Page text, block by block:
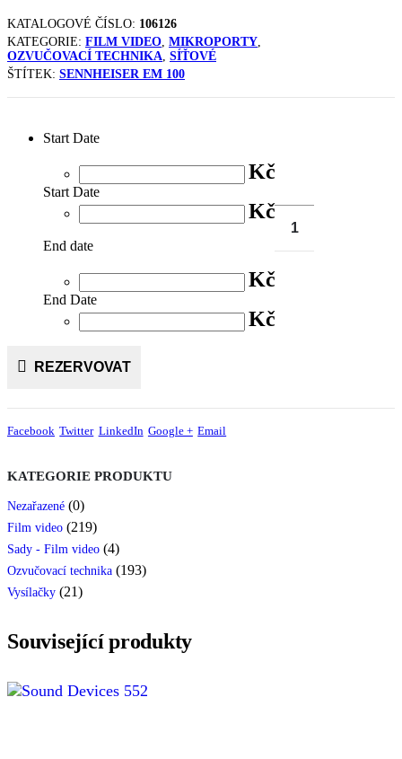
KATALOGOVÉ ČÍSLO: 106126
KATEGORIE: FILM VIDEO MIKROPORTY
OZVUČOVACÍ TECHNIKA SÍŤOVÉ
ŠTÍTEK: SENNHEISER EM 100
Start Date
Kč
Start Date
Kč
End date
Kč
End Date
Kč
REZERVOVAT
Facebook Twitter LinkedIn Google + Email
KATEGORIE PRODUKTU
Nezařazené (0)
Film video (219)
Sady - Film video (4)
Ozvučovací technika (193)
Vysílačky (21)
Související produkty